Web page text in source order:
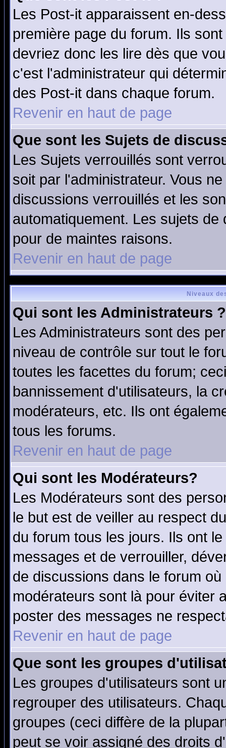
Les Post-it apparaissent en-
première page du forum. Ils
devriez donc les lire dès que
c'est l'administrateur qui
des Post-it dans chaque forum.
Revenir en haut de page
Que sont les Sujets de
Les Sujets verrouillés sont
soit par l'administrateur. Vous
discussions verrouillés et les
automatiquement. Les sujets
pour de maintes raisons.
Revenir en haut de page
Niveaux
Qui sont les Administrateurs ?
Les Administrateurs sont des
niveau de contrôle sur tout le
toutes les facettes du forum;
bannissement d'utilisateurs, la
modérateurs, etc. Ils ont
tous les forums.
Revenir en haut de page
Qui sont les Modérateurs?
Les Modérateurs sont des
le but est de veiller au respect
du forum tous les jours. Ils ont
messages et de verrouiller,
de discussions dans le forum
modérateurs sont là pour éviter
poster des messages ne
Revenir en haut de page
Que sont les groupes
Les groupes d'utilisateurs sont
regrouper des utilisateurs.
groupes (ceci diffère de la
peut se voir assigné des droits